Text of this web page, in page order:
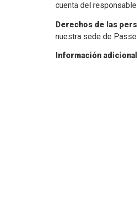
cuenta del
Derechos de las
nuestra sede de
Información